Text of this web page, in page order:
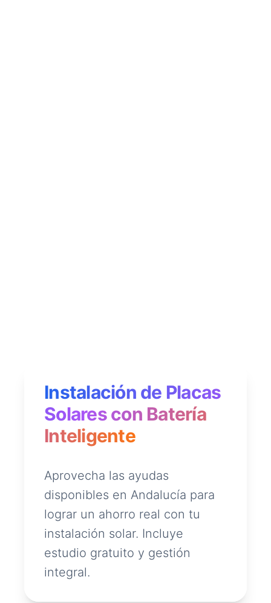
Instalación de Placas
Solares con Batería
Inteligente
Aprovecha las ayudas
disponibles en Andalucía para
lograr un ahorro real con tu
instalación solar. Incluye
estudio gratuito y gestión
integral.